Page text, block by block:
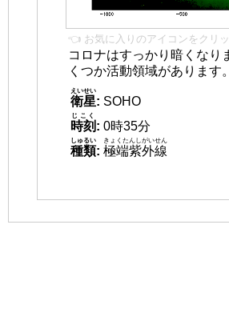
👈 お気に入りのアイコンをクリッ
コロナはすっかり暗くなり
くつか活動領域があります。
衛星
えいせい
: SOHO
時刻
じこく
: 0時35分
種類
しゅるい
: 極端紫外線
きょくたんしがいせん